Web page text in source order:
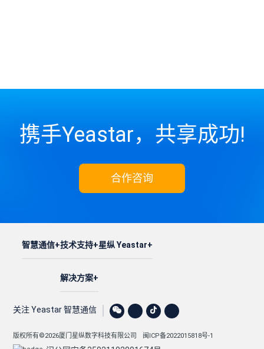
携手Yeastar，共享成功!
合作咨询
智慧通信 技术支持
解决方案
星纵 Yeastar
关注 Yeastar 智慧通信
版权所有©2026厦门星纵数字科技有限公司 闽ICP备2022015818号-1